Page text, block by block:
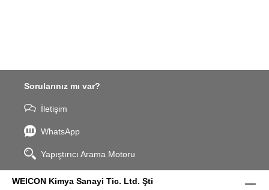
Sorularınız mı var?
İletişim
WhatsApp
Yapıştırıcı Arama Motoru
WEICON Kimya Sanayi Tic. Ltd. Şti